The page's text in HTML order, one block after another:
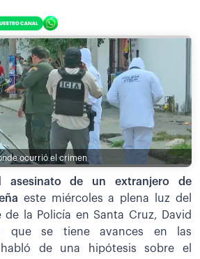
ocurrió el crimen
asesinato de un extranjero de
este miércoles a plena luz del
la Policía en Santa Cruz, David
que se tiene avances en las
de una hipótesis sobre el